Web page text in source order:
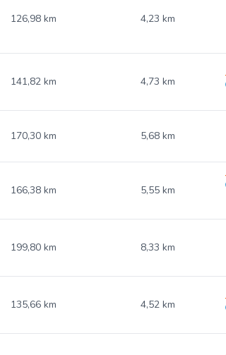
126,98 km 4,23 km
141,82 km 4,73 km
170,30 km 5,68 km
166,38 km 5,55 km
199,80 km 8,33 km
135,66 km 4,52 km